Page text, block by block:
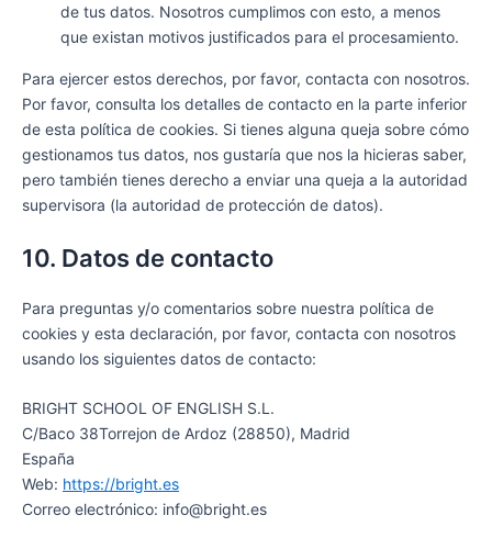
de tus datos. Nosotros cumplimos con esto, a menos
que existan motivos justificados para el procesamiento.
Para ejercer estos derechos, por favor, contacta con nosotros.
Por favor, consulta los detalles de contacto en la parte inferior
de esta política de cookies. Si tienes alguna queja sobre cómo
gestionamos tus datos, nos gustaría que nos la hicieras saber,
pero también tienes derecho a enviar una queja a la autoridad
supervisora (la autoridad de protección de datos).
10. Datos de contacto
Para preguntas y/o comentarios sobre nuestra política de
cookies y esta declaración, por favor, contacta con nosotros
usando los siguientes datos de contacto:
BRIGHT SCHOOL OF ENGLISH S.L.
C/Baco 38Torrejon de Ardoz (28850), Madrid
España
Web: https://bright.es
Correo electrónico: info@bright.es